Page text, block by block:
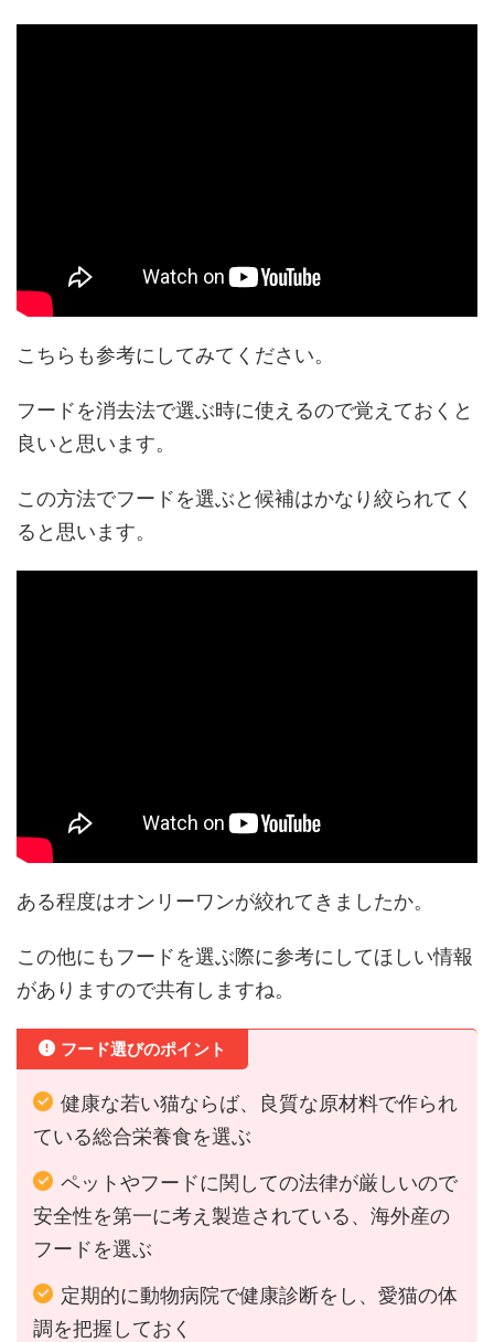
こちらも参考にしてみてください。
フードを消去法で選ぶ時に使えるので覚えておくと
良いと思います。
この方法でフードを選ぶと候補はかなり絞られてく
ると思います。
ある程度はオンリーワンが絞れてきましたか。
この他にもフードを選ぶ際に参考にしてほしい情報
がありますので共有しますね。
フード選びのポイント
健康な若い猫ならば、良質な原材料で作られ
ている総合栄養食を選ぶ
ペットやフードに関しての法律が厳しいので
安全性を第一に考え製造されている、海外産の
フードを選ぶ
定期的に動物病院で健康診断をし、愛猫の体
調を把握しておく